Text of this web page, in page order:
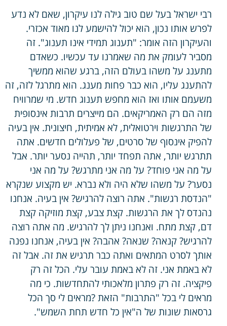
רבי ישראל בעל שם טוב גילה לנו עיקרון, שאם לא נדע
לפרש אותו נכון, הוא יכול להישמע לנו מאוד אכזרי.
והעיקרון הזה אומר: "תענוג תמידי אינו תענוג". זה
מסביר לעומק את מה שאמרנו עד עכשיו. כשאדם
מתענג על משהו בעולם הזה, ברגע שהוא ממשיך
להתענג עליו, הוא כבר פחות מענג. הוא מתרגל לזה, זה
משעמם אותו ואז הוא מחפש תענוג חדש. מי שמרוויח
מזה הם רק האמריקאים. הם מייצרים תרבות אינסופית
של התרגשות וירטואלית, לא אמיתית, חיצונית. אין בעיה
להפיק אינסוף של סרטים, של פעלולים חדשים. אתה
תתרגש יותר, אתה תפחד יותר, תהייה נסער יותר. אבל
על מה אני פוחד? על מה אני מתרגש? על מה אני
נסער? על משהו שלא היה ולא נברא. יש מקצוע שנקרא
"הנדסת רגשות". אתה רוצה להרגיש? אין בעיה. אנחנו
נהנדס לך את הרגשות. קצת צבע, קצת מוזיקה קצת
דם, קצת מתח. ואנחנו ניתן לך להרגיש. מה אתה רוצה
להרגיש? קנאה? שנאה? אהבה? אין בעיה, אנחנו נפנה
אותך לסרט המתאים ואתה כבר תרגיש את זה. אבל זה
לא באמת אני. זה לא באמת עובר עלי. הכל זה רק
פיקציה. זה רק פתרון מלאכותי להתחדשות. כי מה
מראים לי בכל "התרבות" הזאת ?מראים לי סך הכל
גרסאות שונות של ה"אין כל חדש תחת השמש".